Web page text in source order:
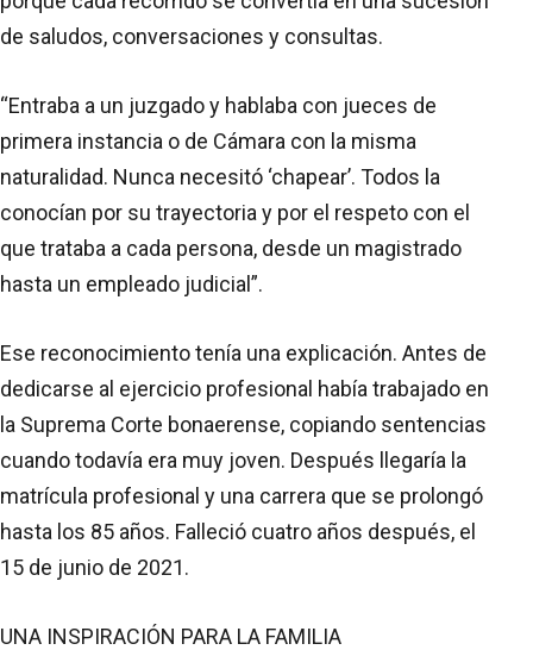
de saludos, conversaciones y consultas.
“Entraba a un juzgado y hablaba con jueces de
primera instancia o de Cámara con la misma
naturalidad. Nunca necesitó ‘chapear’. Todos la
conocían por su trayectoria y por el respeto con el
que trataba a cada persona, desde un magistrado
hasta un empleado judicial”.
Ese reconocimiento tenía una explicación. Antes de
dedicarse al ejercicio profesional había trabajado en
la Suprema Corte bonaerense, copiando sentencias
cuando todavía era muy joven. Después llegaría la
matrícula profesional y una carrera que se prolongó
hasta los 85 años. Falleció cuatro años después, el
15 de junio de 2021.
UNA INSPIRACIÓN PARA LA FAMILIA